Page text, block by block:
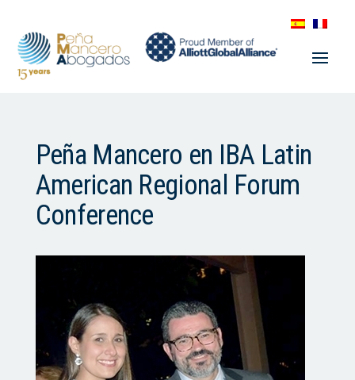
Peña Mancero en IBA Latin
American Regional Forum
Conference